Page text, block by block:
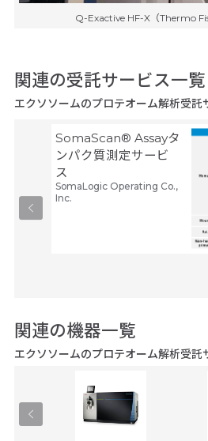
Q-Exactive HF-X（Thermo
関連の受託サービス一覧
エクソソームのプロテオーム解析受託
SomaScan® Assayタ
ンパク質測定サービ
ス
SomaLogic Operating Co.,
Inc.
関連の機器一覧
エクソソームのプロテオーム解析受託